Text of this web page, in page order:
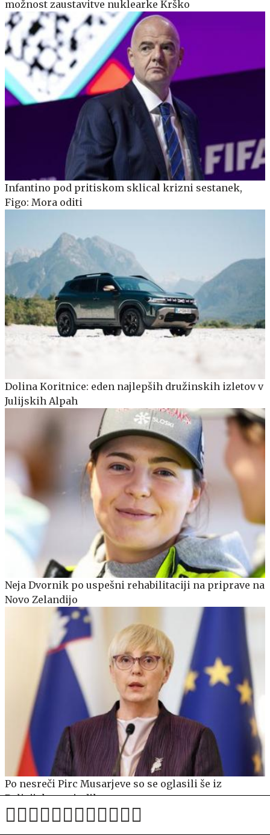
možnost zaustavitve nuklearke Krško
Infantino pod pritiskom sklical krizni sestanek,
Figo: Mora oditi
Dolina Koritnice: eden najlepših družinskih izletov v
Julijskih Alpah
Neja Dvornik po uspešni rehabilitaciji na priprave na
Novo Zelandijo
Po nesreči Pirc Musarjeve so se oglasili še iz
Policijskega sindikata